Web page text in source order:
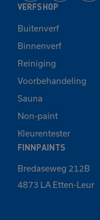
VERFSHOP
Buitenverf
Binnenverf
Reiniging
Voorbehandeling
Sauna
Non-paint
Kleurentester
FINNPAINTS
Bredaseweg 212B
4873 LA Etten-Leur